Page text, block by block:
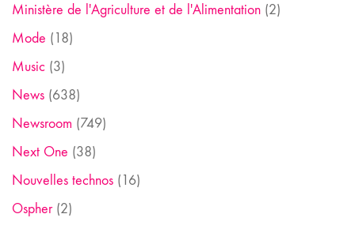
Ministère de l'Agriculture et de l'Alimentation (2)
Mode (18)
Music (3)
News (638)
Newsroom (749)
Next One (38)
Nouvelles technos (16)
Ospher(2)